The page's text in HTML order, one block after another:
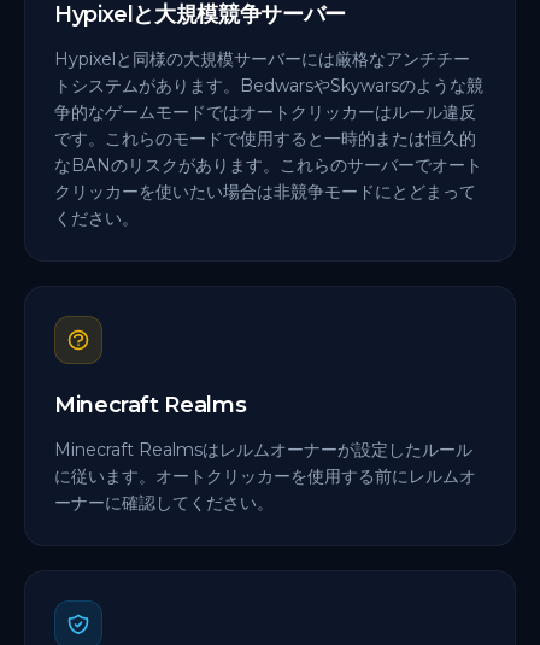
Hypixelと大規模競争サーバー
Hypixelと同様の大規模サーバーには厳格なアンチチー
トシステムがあります。BedwarsやSkywarsのような競
争的なゲームモードではオートクリッカーはルール違反
です。これらのモードで使用すると一時的または恒久的
なBANのリスクがあります。これらのサーバーでオート
クリッカーを使いたい場合は非競争モードにとどまって
ください。
Minecraft Realms
Minecraft Realmsはレルムオーナーが設定したルール
に従います。オートクリッカーを使用する前にレルムオ
ーナーに確認してください。